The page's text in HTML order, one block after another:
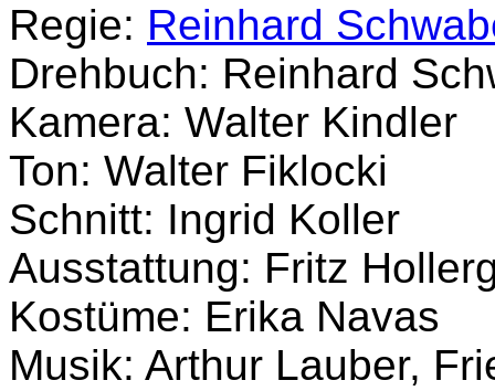
Regie: Reinhard
Drehbuch: Reinhard
Kamera: Walter Kindler
Ton: Walter Fiklocki
Schnitt: Ingrid Koller
Ausstattung: Fritz
Kostüme: Erika Navas
Musik: Arthur Lauber,